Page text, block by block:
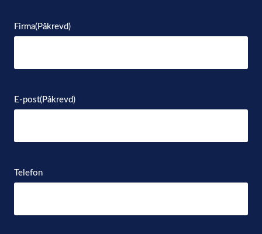
Firma(Påkrevd)
E-post(Påkrevd)
Telefon